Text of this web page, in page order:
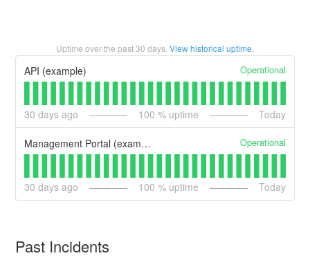
Uptime over the past30 days. View historical uptime.
API (example) Operational
30 days ago 100 % uptime Today
Management Portal (example) Operational
30 days ago 100 % uptime Today
Past Incidents